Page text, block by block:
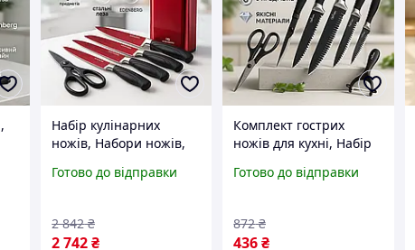
Набір кулінарних
ножів, Набори ножів,
готування для
50
Готово до відправки
2 742₴
2 842 ₴
Комплект гострих
ножів для кухні, Набір
завдань Набір зі
27
Готово до відправки
436₴
872 ₴